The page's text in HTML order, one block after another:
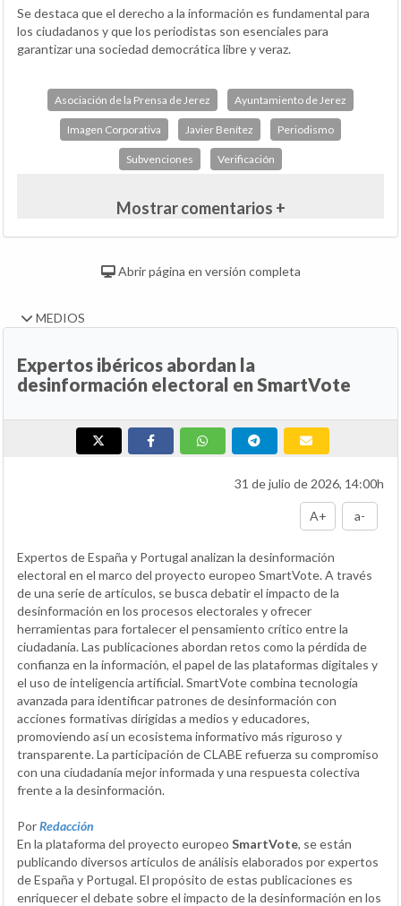
Se destaca que el derecho a la información es fundamental para
los ciudadanos y que los periodistas son esenciales para
garantizar una sociedad democrática libre y veraz.
Asociación de la Prensa de Jerez Ayuntamiento de Jerez
Imagen Corporativa Javier Benítez Periodismo
Subvenciones Verificación
Mostrar comentarios +
Abrir página en versión completa
MEDIOS
Expertos ibéricos abordan la
desinformación electoral en SmartVote
31 de julio de 2026, 14:00h
A+ a-
Expertos de España y Portugal analizan la desinformación
electoral en el marco del proyecto europeo SmartVote. A través
de una serie de artículos, se busca debatir el impacto de la
desinformación en los procesos electorales y ofrecer
herramientas para fortalecer el pensamiento crítico entre la
ciudadanía. Las publicaciones abordan retos como la pérdida de
confianza en la información, el papel de las plataformas digitales y
el uso de inteligencia artificial. SmartVote combina tecnología
avanzada para identificar patrones de desinformación con
acciones formativas dirigidas a medios y educadores,
promoviendo así un ecosistema informativo más riguroso y
transparente. La participación de CLABE refuerza su compromiso
con una ciudadanía mejor informada y una respuesta colectiva
frente a la desinformación.
PorRedacción
En la plataforma del proyecto europeo SmartVote, se están
publicando diversos artículos de análisis elaborados por expertos
de España y Portugal. El propósito de estas publicaciones es
enriquecer el debate sobre el impacto de la desinformación en los